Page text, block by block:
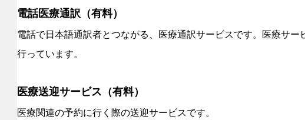
電話医療通訳（有料）
電話で日本語通訳者とつながる、医療通訳サービスです。医療サー
行っています。
医療送迎サービス（有料）
医療関連の予約に行く際の送迎サービスです。